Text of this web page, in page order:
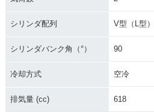
シリンダ配列 V型（L型）
シリンダバンク角（°） 90
冷却方式 空冷
排気量 (cc) 618